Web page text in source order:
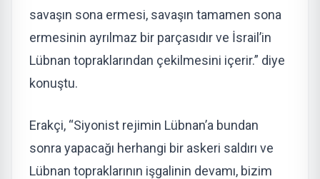
savaşın sona ermesi, savaşın tamamen sona
ermesinin ayrılmaz bir parçasıdır ve İsrail’in
Lübnan topraklarından çekilmesini içerir.” diye
konuştu.
Erakçi, “Siyonist rejimin Lübnan’a bundan
sonra yapacağı herhangi bir askeri saldırı ve
Lübnan topraklarının işgalinin devamı, bizim